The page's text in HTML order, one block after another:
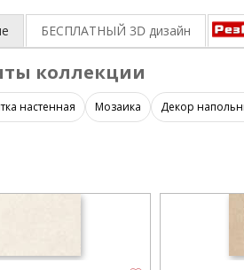
БЕСПЛАТНЫЙ 3D дизайн
коллекции
настенная Мозаика Декор